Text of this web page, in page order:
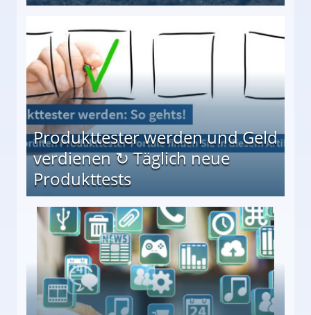
Produkttester werden und Geld
verdienen ↻ Täglich neue
Produkttests
↻ Täglich neue Produkttests